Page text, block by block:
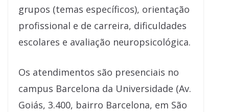
grupos (temas específicos), orientação
profissional e de carreira, dificuldades
escolares e avaliação neuropsicológica.
Os atendimentos são presenciais no
campus Barcelona da Universidade (Av.
Goiás, 3.400, bairro Barcelona, em São